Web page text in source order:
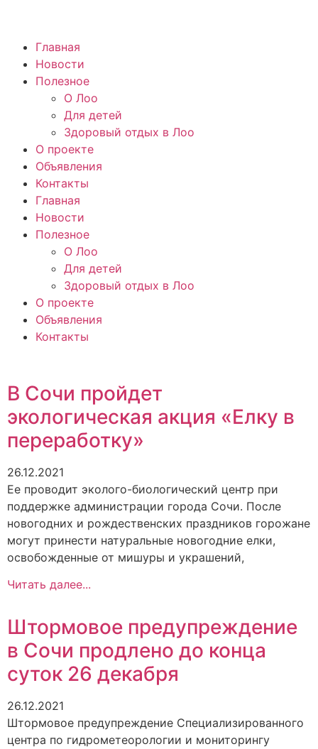
Главная
Новости
Полезное
О Лоо
Для детей
Здоровый отдых в Лоо
О проекте
Объявления
Контакты
Главная
Новости
Полезное
О Лоо
Для детей
Здоровый отдых в Лоо
О проекте
Объявления
Контакты
В Сочи пройдет
экологическая акция «Елку в
переработку»
26.12.2021
Ее проводит эколого-биологический центр при
поддержке администрации города Сочи. После
новогодних и рождественских праздников горожане
могут принести натуральные новогодние елки,
освобожденные от мишуры и украшений,
Читать далее...
Штормовое предупреждение
в Сочи продлено до конца
суток 26 декабря
26.12.2021
Штормовое предупреждение Специализированного
центра по гидрометеорологии и мониторингу